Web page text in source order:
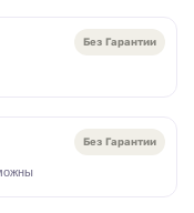
Без Гарантии
Без Гарантии